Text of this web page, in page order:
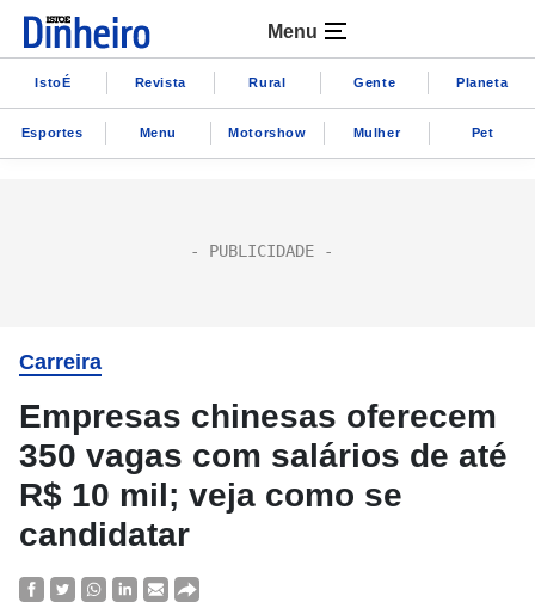
Menu
IstoÉ Revista Rural Gente Planeta
Esportes Menu Motorshow Mulher Pet
Carreira
Empresas chinesas oferecem
350 vagas com salários de até
R$ 10 mil; veja como se
candidatar